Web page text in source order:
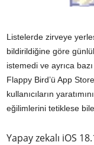
Listelerde zirveye
bildirildiğine göre
istemedi ve ayrıca
Flappy Bird’ü App
kullanıcıların
eğilimlerini tetiklese bile.
Yapay zekalı iOS